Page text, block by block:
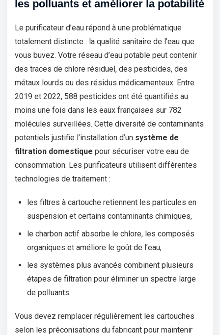
les polluants et améliorer la potabilité
Le purificateur d’eau répond à une problématique
totalement distincte : la qualité sanitaire de l’eau que
vous buvez. Votre réseau d’eau potable peut contenir
des traces de chlore résiduel, des pesticides, des
métaux lourds ou des résidus médicamenteux. Entre
2019 et 2022, 588 pesticides ont été quantifiés au
moins une fois dans les eaux françaises sur 782
molécules surveillées. Cette diversité de contaminants
potentiels justifie l’installation d’un système de
filtration domestique pour sécuriser votre eau de
consommation. Les purificateurs utilisent différentes
technologies de traitement :
les filtres à cartouche retiennent les particules en
suspension et certains contaminants chimiques,
le charbon actif absorbe le chlore, les composés
organiques et améliore le goût de l’eau,
les systèmes plus avancés combinent plusieurs
étapes de filtration pour éliminer un spectre large
de polluants.
Vous devez remplacer régulièrement les cartouches
selon les préconisations du fabricant pour maintenir